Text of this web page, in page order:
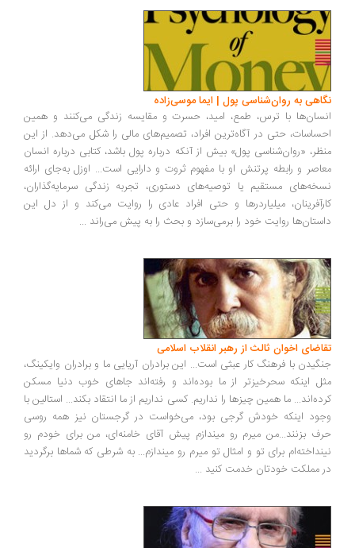
به روان‌شناسی پول | ایما موسی‌زاده
با ترس، طمع، امید، حسرت و مقایسه زندگی می‌کنند و همین
حتی در آگاه‌ترین افراد، تصمیم‌های مالی را شکل می‌دهد. از این
«روان‌شناسی پول» بیش از آنکه درباره پول باشد، کتابی درباره انسان
و رابطه پرتنش او با مفهوم ثروت و دارایی است... اوزل به‌جای ارائه
مستقیم یا توصیه‌های دستوری، تجربه زندگی سرمایه‌گذاران،
میلیاردرها و حتی افراد عادی را روایت می‌کند و از دل این
روایت خود را برمی‌سازد و بحث را به پیش می‌راند ...
اخوان ثالث از رهبر انقلاب اسلامی
با فرهنگ کار عبثی است... این برادران آریایی ما و برادران وایکینگ،
اینکه سحرخیزتر از ما بوده‌اند و رفته‌اند جاهای خوب دنیا مسکن
ما همین چیزها را نداریم. کسی نداریم از ما انتقاد بکند... استالین با
اینکه خودش گرجی بود، می‌خواست در گرجستان نیز همه روسی
بزنند...من میرم رو میندازم پیش آقای خامنه‌ای، من برای خودم رو
برای تو و امثال تو میرم رو میندازم... به شرطی که شماها برگردید
مملکت خودتان خدمت کنید...